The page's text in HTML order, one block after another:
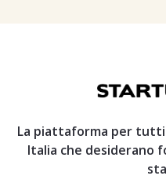
La piattaforma per
Italia che desiderano